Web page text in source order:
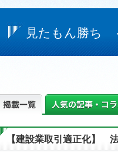
見たもん勝ち
【建設業取引適正化】